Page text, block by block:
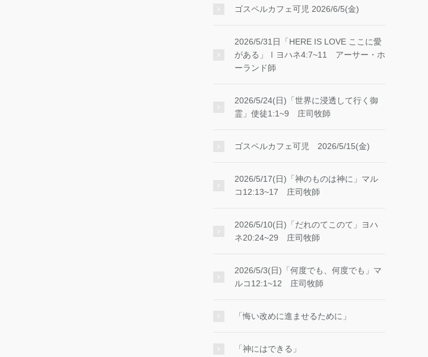
ゴスペルカフェ可児 2026/6/5(金)
2026/5/31日「HERE IS LOVE ここに愛
がある」Ⅰヨハネ4:7~11 アーサー・ホ
ーランド師
2026/5/24(日)「世界に浸透して行く御
霊」使徒1:1~9 庄司牧師
ゴスペルカフェ可児 2026/5/15(金)
2026/5/17(日)「神のものは神に」マル
コ12:13~17 庄司牧師
2026/5/10(日)「だれのてこのて」ヨハ
ネ20:24~29 庄司牧師
2026/5/3(日)「何度でも、何度でも」マ
ルコ12:1~12 庄司牧師
「悔い改めに進ませるために」
「神にはできる」